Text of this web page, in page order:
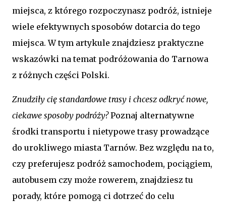
miejsca, z którego rozpoczynasz podróż, istnieje
wiele efektywnych sposobów dotarcia do tego
miejsca. W tym artykule znajdziesz praktyczne
wskazówki na temat podróżowania do Tarnowa
z różnych części Polski.
Znudziły cię standardowe trasy i chcesz odkryć nowe,
ciekawe sposoby podróży?Poznaj alternatywne
środki transportu i nietypowe trasy prowadzące
do urokliwego miasta Tarnów. Bez względu na to,
czy preferujesz podróż samochodem, pociągiem,
autobusem czy może rowerem, znajdziesz tu
porady, które pomogą ci dotrzeć do celu